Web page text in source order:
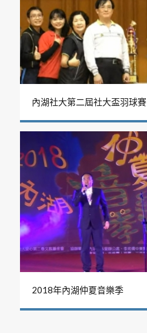
內湖社大第二屆社大盃羽球賽
2018年內湖仲夏音樂季